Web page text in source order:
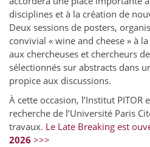
disciplines et à la création de
Deux sessions de posters,
convivial « wine and cheese » à
aux chercheuses et chercheurs
sélectionnés sur abstracts dans
propice aux discussions.
À cette occasion, l’Institut PITOR
recherche de l’Université Paris
travaux. Le Late Breaking est
2026 >>>